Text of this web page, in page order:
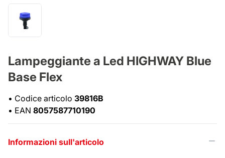
Lampeggiante a Led HIGHWAY Blue
Base Flex
• Codice articolo 39816B
• EAN 8057587710190
Informazioni sull'articolo